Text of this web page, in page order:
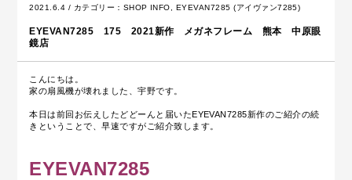
2021.6.4 / カテゴリー： SHOP INFO EYEVAN7285 (アイヴァン7285)
EYEVAN7285 175 2021新作 メガネフレーム 熊本 中原眼
鏡店
こんにちは。
家の扇風機が壊れました、宇野です。
本日は前回お伝えしたどどーんと届いたEYEVAN7285新作のご紹介の続
きということで、早速ですがご紹介致します。
EYEVAN7285